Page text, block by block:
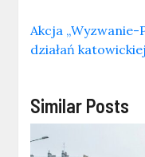
Akcja „Wyzwanie-
działań
Similar Posts